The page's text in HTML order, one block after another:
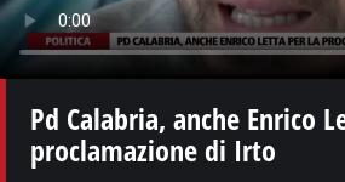
Pd Calabria, anche Enrico
proclamazione di Irto